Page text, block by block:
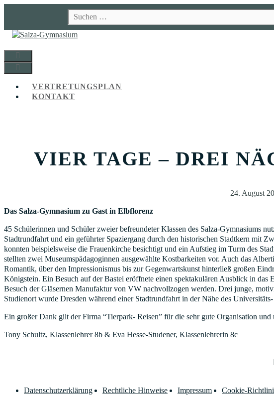
springen
Suchen
nach:
MENÜ
MENÜ
VERTRETUNGSPLAN
KONTAKT
VIER TAGE – DREI
24. August
Das Salza-Gymnasium zu Gast in Elbflorenz
45 Schülerinnen und Schüler zweier befreundeter Klassen des Salza-Gymnasiums
Stadtrundfahrt und ein geführter Spaziergang durch den historischen Stadtkern mit
konnten beispielsweise die Frauenkirche besichtigt und ein Aufstieg im Turm des
stellten zwei Museumspädagoginnen ausgewählte Kostbarkeiten vor. Auch das
Romantik, über den Impressionismus bis zur Gegenwartskunst hinterließ großen
Königstein. Ein Besuch auf der Bastei eröffnete einen spektakulären Ausblick in
Besuch der Gläsernen Manufaktur von VW nachvollzogen werden. Drei junge,
Studienort wurde Dresden während einer Stadtrundfahrt in der Nähe des
Ein großer Dank gilt der Firma “Tierpark- Reisen” für die sehr gute Organisation und
Tony Schultz, Klassenlehrer 8b & Eva Hesse-Studener, Klassenlehrerin 8c
Datenschutzerklärung Rechtliche Hinweise Impressum Cookie-